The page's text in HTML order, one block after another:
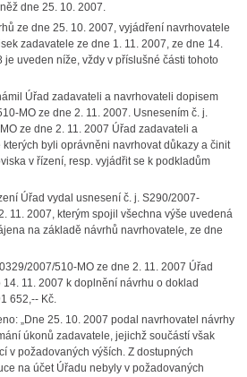
dne 25. 10. 2007.
ze dne 25. 10. 2007, vyjádření navrhovatele
zadavatele ze dne 1. 11. 2007, ze dne 14.
je uveden níže, vždy v příslušné části tohoto
Úřad zadavateli a navrhovateli dopisem
MO ze dne 2. 11. 2007. Usnesením č. j.
ze dne 2. 11. 2007 Úřad zadavateli a
byli oprávněni navrhovat důkazy a činit
v řízení, resp. vyjádřit se k podkladům
Úřad vydal usnesení č. j. S290/2007-
11. 2007, kterým spojil všechna výše uvedená
na základě návrhů navrhovatele, ze dne
2007/510-MO ze dne 2. 11. 2007 Úřad
11. 2007 k doplnění návrhu o doklad
652,-- Kč.
„Dne 25. 10. 2007 podal navrhovatel návrhy
úkonů zadavatele, jejichž součástí však
v požadovaných výších. Z dostupných
na účet Úřadu nebyly v požadovaných